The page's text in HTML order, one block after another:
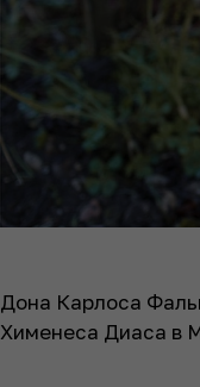
Дона Карлоса
Хименеса Диаса в